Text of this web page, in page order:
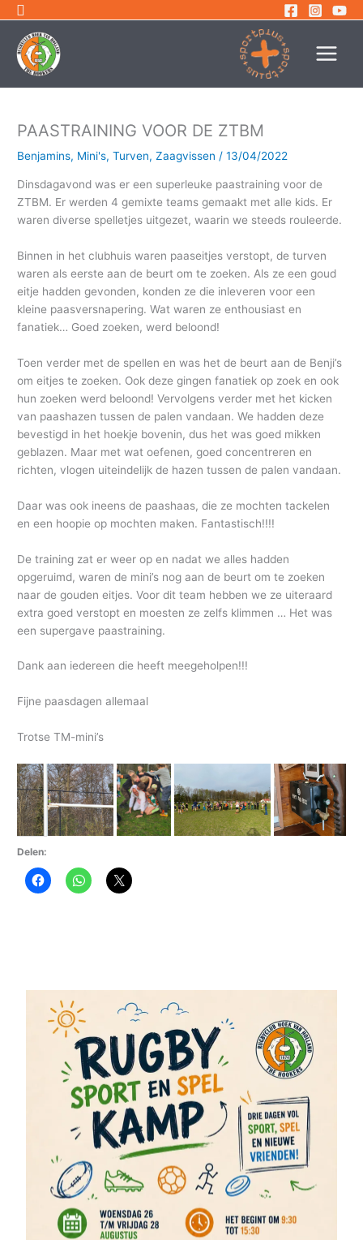
inhoud
PAASTRAINING VOOR DE ZTBM
Benjamins, Mini's,Turven,Zaagvissen /13/04/2022
Dinsdagavond was er een superleuke paastraining voor de
ZTBM. Er werden 4 gemixte teams gemaakt met alle kids. Er
waren diverse spelletjes uitgezet, waarin we steeds rouleerde.
Binnen in het clubhuis waren paaseitjes verstopt, de turven
waren als eerste aan de beurt om te zoeken. Als ze een goud
eitje hadden gevonden, konden ze die inleveren voor een
kleine paasversnapering. Wat waren ze enthousiast en
fanatiek… Goed zoeken, werd beloond!
Toen verder met de spellen en was het de beurt aan de Benji’s
om eitjes te zoeken. Ook deze gingen fanatiek op zoek en ook
hun zoeken werd beloond! Vervolgens verder met het kicken
van paashazen tussen de palen vandaan. We hadden deze
bevestigd in het hoekje bovenin, dus het was goed mikken
geblazen. Maar met wat oefenen, goed concentreren en
richten, vlogen uiteindelijk de hazen tussen de palen vandaan.
Daar was ook ineens de paashaas, die ze mochten tackelen
en een hoopie op mochten maken. Fantastisch!!!!
De training zat er weer op en nadat we alles hadden
opgeruimd, waren de mini’s nog aan de beurt om te zoeken
naar de gouden eitjes. Voor dit team hebben we ze uiteraard
extra goed verstopt en moesten ze zelfs klimmen … Het was
een supergave paastraining.
Dank aan iedereen die heeft meegeholpen!!!
Fijne paasdagen allemaal
Trotse TM-mini’s
Delen: